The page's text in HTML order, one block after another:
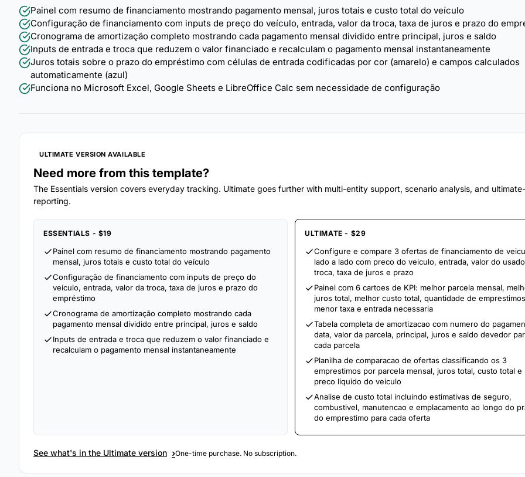
Painel com resumo de financiamento mostrando pagamento mensal, juros totais e custo total do veículo
Configuração de financiamento com inputs de preço do veículo, entrada, valor da troca, taxa de juros e prazo do
Cronograma de amortização completo mostrando cada pagamento mensal dividido entre principal, juros e saldo
Inputs de entrada e troca que reduzem o valor financiado e recalculam o pagamento mensal instantaneamente
Juros totais sobre o prazo do empréstimo com células de entrada codificadas por cor (amarelo) e campos calculados
automaticamente (azul)
Funciona no Microsoft Excel, Google Sheets e LibreOffice Calc sem necessidade de configuração
ULTIMATE VERSION AVAILABLE
Need more from this template?
The Essentials version covers everyday tracking. Ultimate goes further with multi-entity support, scenario analysis, and
reporting.
ESSENTIALS - $19
Painel com resumo de financiamento mostrando pagamento
mensal, juros totais e custo total do veículo
Configuração de financiamento com inputs de preço do
veículo, entrada, valor da troca, taxa de juros e prazo do
empréstimo
Cronograma de amortização completo mostrando cada
pagamento mensal dividido entre principal, juros e saldo
Inputs de entrada e troca que reduzem o valor financiado e
recalculam o pagamento mensal instantaneamente
ULTIMATE - $29
Configure e compare 3 ofertas de financiamento de
lado a lado com preco do veiculo, entrada, valor do
troca, taxa de juros e prazo
Painel com 6 cartoes de KPI: melhor parcela mensal,
juros total, melhor custo total, quantidade de
menor taxa e entrada necessaria
Tabela completa de amortizacao com numero do
data, valor da parcela, principal, juros e saldo devedor
cada parcela
Planilha de comparacao de ofertas classificando os 3
emprestimos por parcela mensal, juros total, custo total e
preco liquido do veiculo
Analise de custo total incluindo estimativas de seguro,
combustivel, manutencao e emplacamento ao longo do
do emprestimo para cada oferta
See what's in the Ultimate version ›One-time purchase. No subscription.